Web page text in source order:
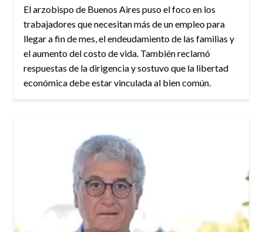
El arzobispo de Buenos Aires puso el foco en los
trabajadores que necesitan más de un empleo para
llegar a fin de mes, el endeudamiento de las familias y
el aumento del costo de vida. También reclamó
respuestas de la dirigencia y sostuvo que la libertad
económica debe estar vinculada al bien común.